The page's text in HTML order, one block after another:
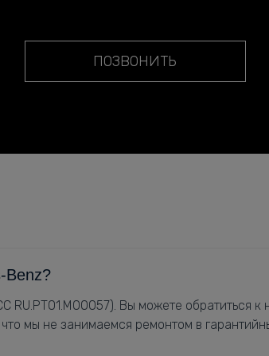
ПОЗВОНИТЬ
Benz?
Вы можете обратиться к
мы не занимаемся ремонтом в